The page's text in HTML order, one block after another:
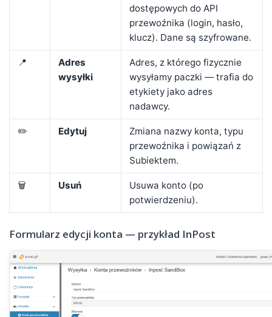
dostępowych do API
przewoźnika (login, hasło,
klucz). Dane są szyfrowane.
📍
Adres
wysyłki
Adres, z którego fizycznie
wysyłamy paczki — trafia do
etykiety jako adres
nadawcy.
✏️ Edytuj
Zmiana nazwy konta, typu
przewoźnika i powiązań z
Subiektem.
🗑️ Usuń
Usuwa konto (po
potwierdzeniu).
Formularz edycji konta — przykład InPost